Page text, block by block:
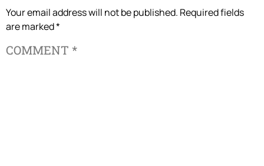
Your email address will not be published. Required fields
are marked*
COMMENT *